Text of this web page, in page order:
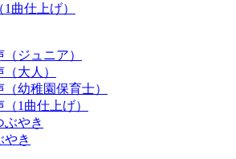
曲仕上げ）
ジュニア）
大人）
幼稚園保育士）
1曲仕上げ）
ぶやき
やき